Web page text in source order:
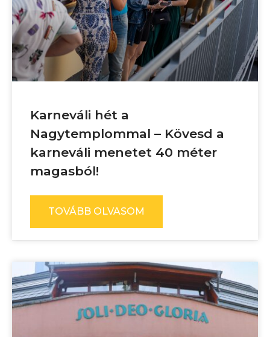
Karneváli hét a
Nagytemplommal – Kövesd a
karneváli menetet 40 méter
magasból!
TOVÁBB OLVASOM